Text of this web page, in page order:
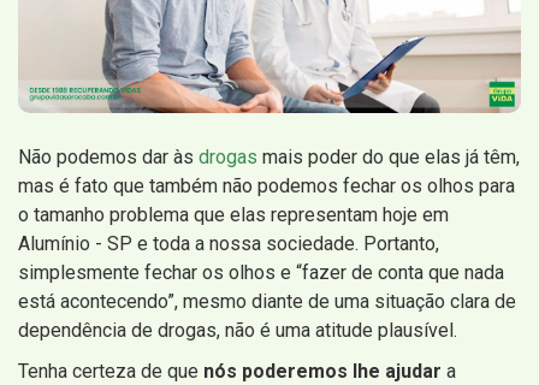
Não podemos dar às drogas mais poder do que elas já têm,
mas é fato que também não podemos fechar os olhos para
o tamanho problema que elas representam hoje em
Alumínio - SP e toda a nossa sociedade. Portanto,
simplesmente fechar os olhos e “fazer de conta que nada
está acontecendo”, mesmo diante de uma situação clara de
dependência de drogas, não é uma atitude plausível.
Tenha certeza de que nós poderemos lhe ajudar a